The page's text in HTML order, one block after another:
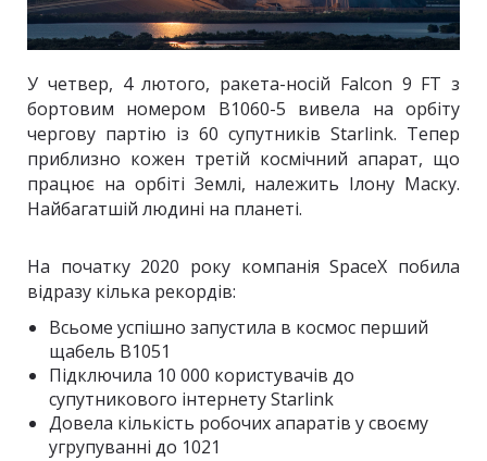
У четвер, 4 лютого, ракета-носій Falcon 9 FT з
бортовим номером B1060-5 вивела на орбіту
чергову партію із 60 супутників Starlink. Тепер
приблизно кожен третій космічний апарат, що
працює на орбіті Землі, належить Ілону Маску.
Найбагатшій людині на планеті.
На початку 2020 року компанія SpaceX побила
відразу кілька рекордів:
Всьоме успішно запустила в космос перший
щабель B1051
Підключила 10 000 користувачів до
супутникового інтернету Starlink
Довела кількість робочих апаратів у своєму
угрупуванні до 1021